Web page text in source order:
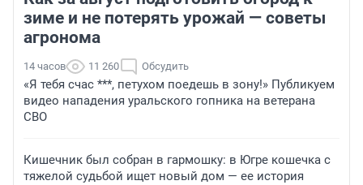
зиме и не потерять урожай — советы
агронома
14 часов 11 260 Обсудить
«Я тебя счас ***, петухом поедешь в зону!» Публикуем
видео нападения уральского гопника на ветерана
СВО
Кишечник был собран в гармошку: в Югре кошечка с
тяжелой судьбой ищет новый дом — ее история